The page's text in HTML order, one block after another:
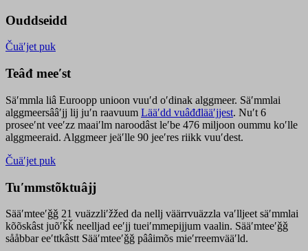
Ouddseidd
Čuäʹjet puk
Teâđ meeʹst
Säʹmmla liâ Euroopp unioon vuuʹd oʹdinak alggmeer. Säʹmmlai
alggmeersââʹjj lij juʹn raavuum Lääʹdd vuâđđlääʹjjest. Nuʹt 6
proseeʹnt veeʹzz maaiʹlm naroodâst leʹbe 476 miljoon oummu koʹlle
alggmeeraid. Alggmeer jeäʹlle 90 jeeʹres riikk vuuʹdest.
Čuäʹjet puk
Tuʹmmstõktuâjj
Sääʹmteeʹǧǧ 21 vuäzzliʹžžed da nellj väärrvuäzzla vaʹlljeet säʹmmlai
kõõskâst juõʹǩǩ neelljad eeʹjj tueiʹmmepijjum vaalin. Sääʹmteeʹǧǧ
sååbbar eeʹttkâstt Sääʹmteeʹǧǧ pââimõs mieʹrreemvääʹld.